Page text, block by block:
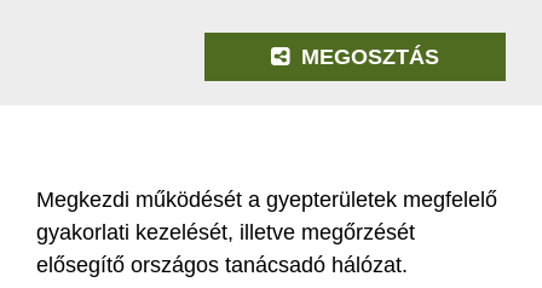
ONLINE JEGYVÁSÁRLÁS
MEGOSZTÁS
Megkezdi működését a gyepterületek megfelelő
gyakorlati kezelését, illetve megőrzését
elősegítő országos tanácsadó hálózat.